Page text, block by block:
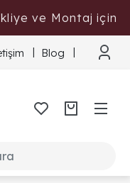
ve Montaj için
Blog